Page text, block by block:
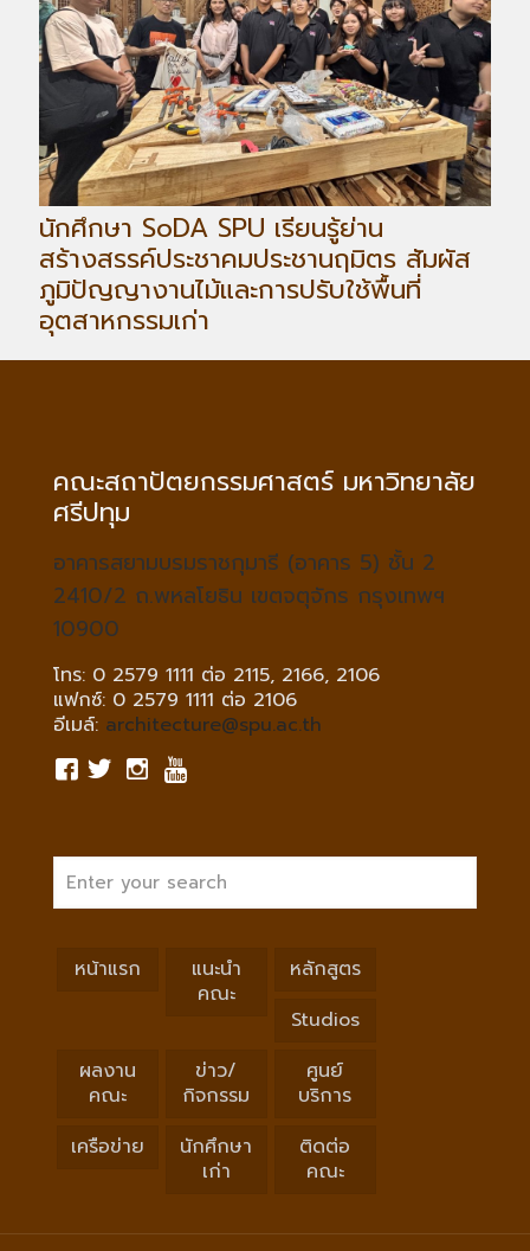
นักศึกษา SoDA SPU เรียนรู้ย่าน
สร้างสรรค์ประชาคมประชานฤมิตร สัมผัส
ภูมิปัญญางานไม้และการปรับใช้พื้นที่
อุตสาหกรรมเก่า
คณะสถาปัตยกรรมศาสตร์ มหาวิทยาลัย
ศรีปทุม
อาคารสยามบรมราชกุมารี (อาคาร 5) ชั้น 2
2410/2 ถ.พหลโยธิน เขตจตุจักร กรุงเทพฯ
10900
โทร: 0 2579 1111 ต่อ 2115, 2166, 2106
แฟกซ์: 0 2579 1111 ต่อ 2106
อีเมล์: architecture@spu.ac.th
หน้าแรก
แนะนำ
คณะ
หลักสูตร
Studios
ผลงาน
คณะ
ข่าว/
กิจกรรม
ศูนย์
บริการ
เครือข่าย
นักศึกษา
เก่า
ติดต่อ
คณะ